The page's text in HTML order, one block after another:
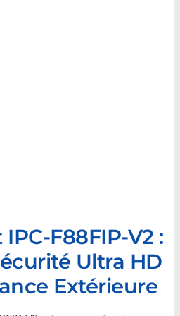
F88FIP-V2 :
Ultra HD
Extérieure